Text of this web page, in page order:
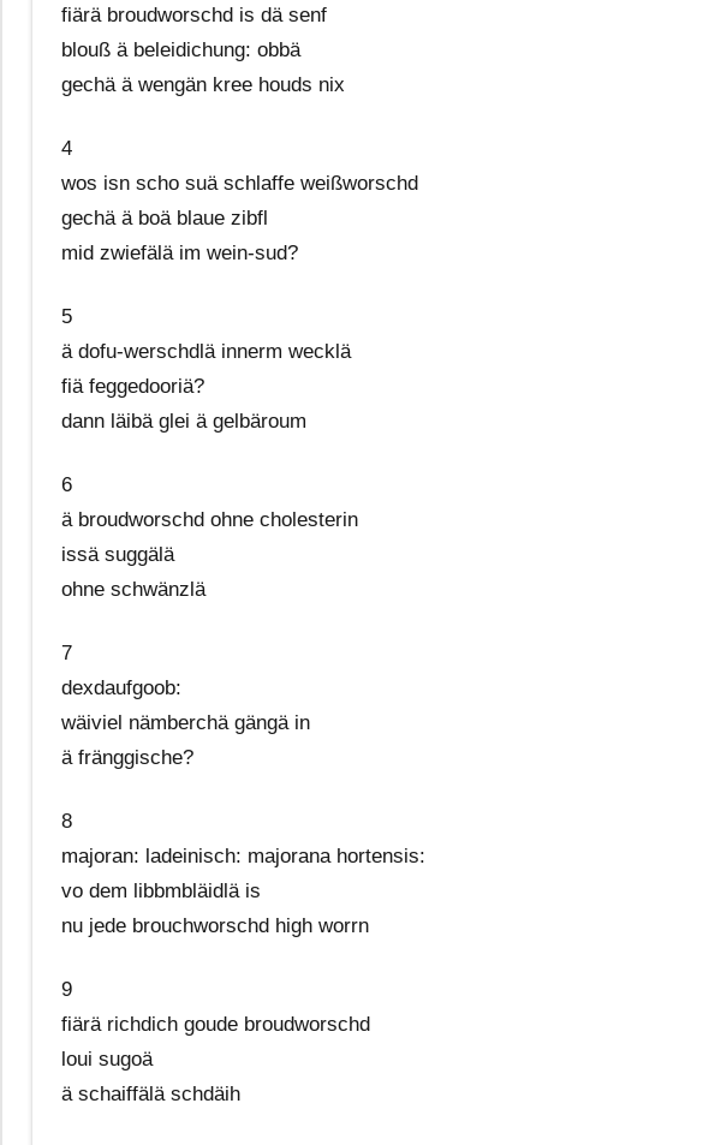
fiärä broudworschd is dä senf
blouß ä beleidichung: obbä
gechä ä wengän kree houds nix
4
wos isn scho suä schlaffe weißworschd
gechä ä boä blaue zibfl
mid zwiefälä im wein-sud?
5
ä dofu-werschdlä innerm wecklä
fiä feggedooriä?
dann läibä glei ä gelbäroum
6
ä broudworschd ohne cholesterin
issä suggälä
ohne schwänzlä
7
dexdaufgoob:
wäiviel nämberchä gängä in
ä fränggische?
8
majoran: ladeinisch: majorana hortensis:
vo dem libbmbläidlä is
nu jede brouchworschd high worrn
9
fiärä richdich goude broudworschd
loui sugoä
ä schaiffälä schdäih